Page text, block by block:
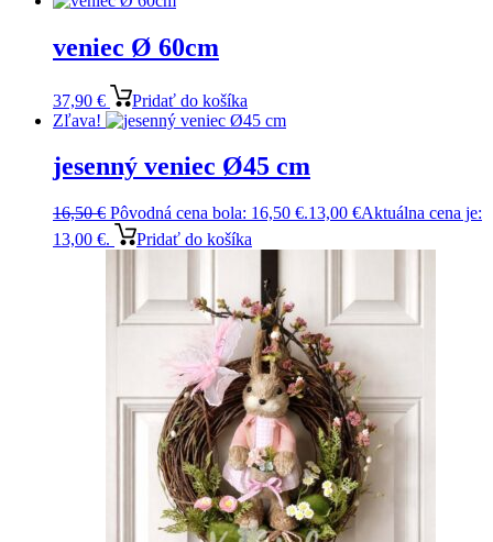
veniec Ø 60cm
37,90 €
Pridať do košíka
Zľava!
jesenný veniec Ø45 cm
16,50€ Pôvodná cena bola: 16,50 €.13,00 €Aktuálna cena je:
13,00 €.
Pridať do košíka